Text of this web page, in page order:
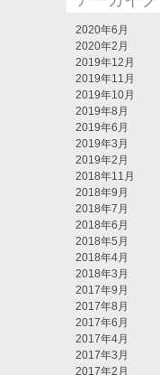
2020年6月
2020年2月
2019年12月
2019年11月
2019年10月
2019年8月
2019年6月
2019年3月
2019年2月
2018年11月
2018年9月
2018年7月
2018年6月
2018年5月
2018年4月
2018年3月
2017年9月
2017年8月
2017年6月
2017年4月
2017年3月
2017年2月